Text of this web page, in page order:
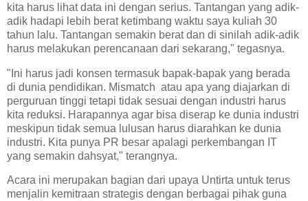
kita harus lihat data ini dengan serius. Tantangan yang adik-
adik hadapi lebih berat ketimbang waktu saya kuliah 30
tahun lalu. Tantangan semakin berat dan di sinilah adik-adik
harus melakukan perencanaan dari sekarang," tegasnya.
"Ini harus jadi konsen termasuk bapak-bapak yang berada
di dunia pendidikan. Mismatch atau apa yang diajarkan di
perguruan tinggi tetapi tidak sesuai dengan industri harus
kita reduksi. Harapannya agar bisa diserap ke dunia industri
meskipun tidak semua lulusan harus diarahkan ke dunia
industri. Kita punya PR besar apalagi perkembangan IT
yang semakin dahsyat," terangnya.
Acara ini merupakan bagian dari upaya Untirta untuk terus
menjalin kemitraan strategis dengan berbagai pihak guna